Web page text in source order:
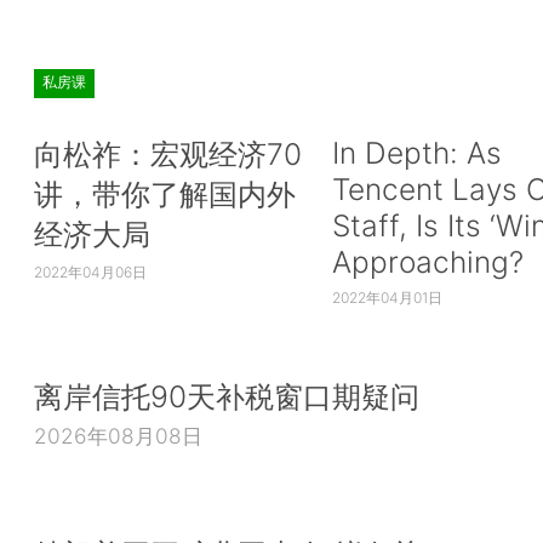
私房课
向松祚：宏观经济70
讲，带你了解国内外
经济大局
2022年04月06日
In Depth: As
Tencent Lays
Staff, Is Its
Approaching?
2022年04月01日
离岸信托90天补税窗口期疑问
2026年08月08日